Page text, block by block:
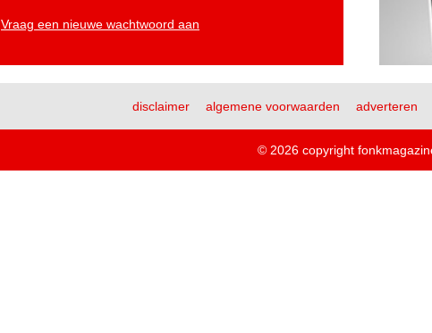
Vraag een nieuwe wachtwoord aan
disclaimer algemene voorwaarden adverteren
© 2026 copyright